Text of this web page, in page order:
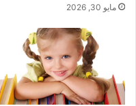
مايو 30, 2026